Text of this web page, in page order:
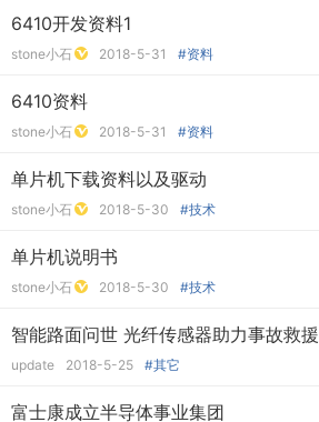
6410开发资料1
stone小石 2018-5-31 #资料
6410资料
stone小石 2018-5-31 #资料
单片机下载资料以及驱动
stone小石 2018-5-30 #技术
单片机说明书
stone小石 2018-5-30 #技术
智能路面问世 光纤传感器助力事故救援
update 2018-5-25 #其它
富士康成立半导体事业集团